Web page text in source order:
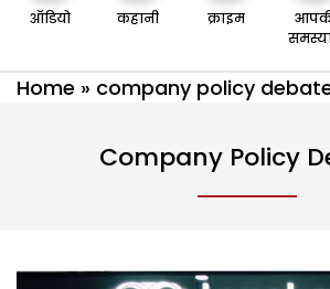
ऑडियो कहानी क्राइम
Home » company policy
Company Policy